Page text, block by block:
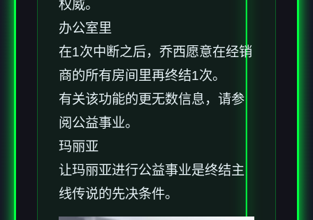
权威。
办公室里
在1次中断之后，乔西愿意在经销
商的所有房间里再终结1次。
有关该功能的更无数信息，请参
阅公益事业。
玛丽亚
让玛丽亚进行公益事业是终结主
线传说的先决条件。